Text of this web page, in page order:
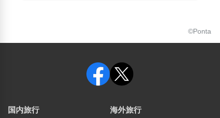
©Ponta
国内旅行 海外旅行